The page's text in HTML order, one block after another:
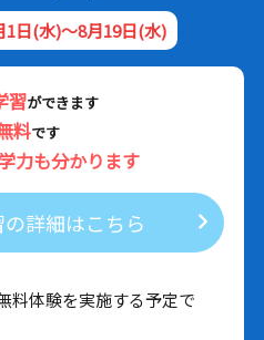
1日(水)～8月19日(水)
習ができます
料です
力も分かります
詳細はこちら
料体験を実施する予定で